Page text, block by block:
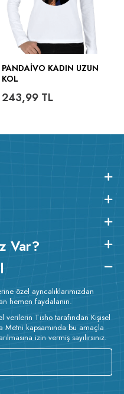
PANDAIVO KADIN UZUN
KOL
243,99TL
Var?
özel ayrıcalıklarımızdan
hemen faydalanın.
verilerin Tisho tarafından Kişisel
Metni kapsamında bu amaçla
izin vermiş sayılırsınız.